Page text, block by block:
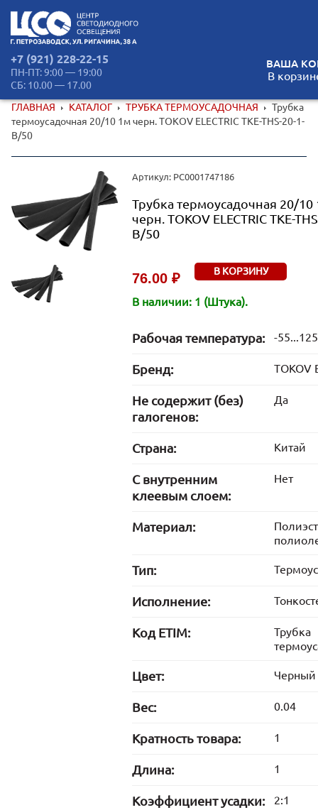
+7 (921) 228-22-15
ПН-ПТ: 9:00 — 19:00
СБ: 10.00 — 17.00
ВАША
В
ГЛАВНАЯ КАТАЛОГ ТРУБКА ТЕРМОУСАДОЧНАЯ
Трубка
термоусадочная 20/10 1м черн. TOKOV ELECTRIC TKE-THS-20-1-
B/50
Артикул: РС0001747186
Трубка термоусадочная 20/10
черн. TOKOV ELECTRIC TKE-
B/50
76.00 ₽ В КОРЗИНУ
В наличии: 1 (Штука).
Рабочая температура: -55...125
Бренд: TOKOV
Не содержит (без)
галогенов:
Да
Страна: Китай
С внутренним
клеевым слоем:
Нет
Материал:
Тип:
Исполнение:
Код ETIM:
Трубка
Цвет: Черный
Вес: 0.04
Кратность товара: 1
Длина: 1
Коэффициент усадки: 2:1